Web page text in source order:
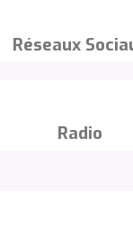
Réseaux
Radio